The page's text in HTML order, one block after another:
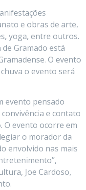
e obras de arte,
yoga, entre outros.
Gramado está
O evento
o evento será
evento pensado
e contato
O evento ocorre em
o morador da
envolvido nas mais
Joe Cardoso,